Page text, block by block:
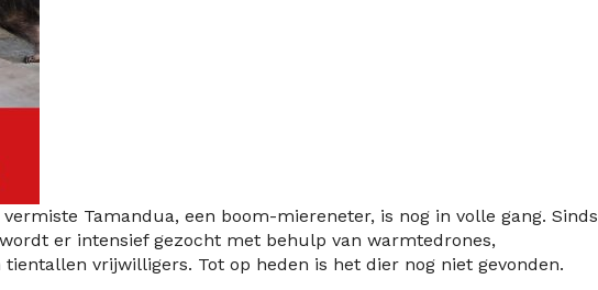
vermiste Tamandua, een boom-miereneter, is nog in volle gang. Sinds
er intensief gezocht met behulp van warmtedrones,
vrijwilligers. Tot op heden is het dier nog niet gevonden.